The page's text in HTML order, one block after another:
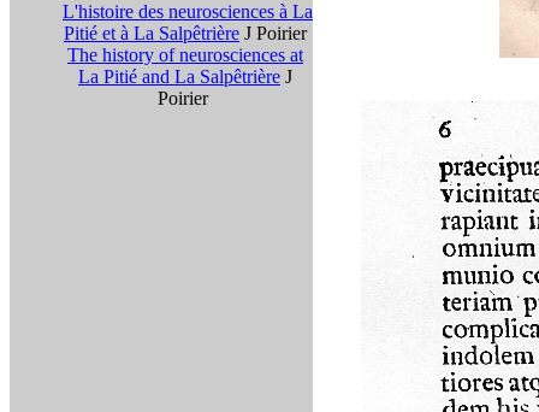
L'histoire des neurosciences à La
Pitié et à La Salpêtrière J Poirier
The history of neurosciences at
La Pitié and La Salpêtrière J
Poirier